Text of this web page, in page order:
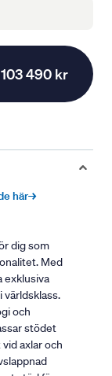
103 490 kr
här→
dig som
Med
exklusiva
världsklass.
och
stödet
axlar och